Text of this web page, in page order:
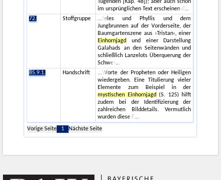
Tugenden [Kap. 48]); aber auch schon
im ursprünglichen Text erscheinen d
72.
Stoffgruppe
teles und Phyllis und dem
Jungbrunnen auf der Vorderseite, der
Baumgartenszene aus ›Tristan‹, einer
Einhornjagd
und einer Darstellung
Galahads an den Seitenwänden und
schließlich Lanzelots Überquerung der
Schwer
85.9.1.
Handschrift
Worte der Propheten oder Heiligen
wiedergeben. Eine Titulierung vieler
Elemente zum Beispiel in der
mystischen Einhornjagd (S. 125) hilft
zudem bei der Identifizierung der
zahlreichen Bilddetails. Vermutlich
wurden diese F
Vorige Seite
1 Nächste Seite